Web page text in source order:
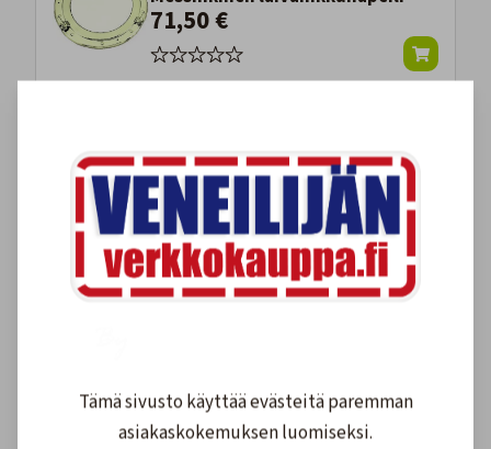
71,50 €
Messinkinen Käsikello
21,70 €
Tämä sivusto käyttää evästeitä paremman
asiakaskokemuksen luomiseksi.